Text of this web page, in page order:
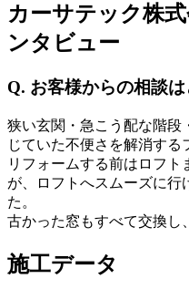
カーサテック株
ンタビュー
Q. お客様からの相談
狭い玄関・急こう配な階段
じていた不便さを解消する
リフォームする前はロフト
が、ロフトへスムーズに行
た。
古かった窓もすべて交換し
施工データ